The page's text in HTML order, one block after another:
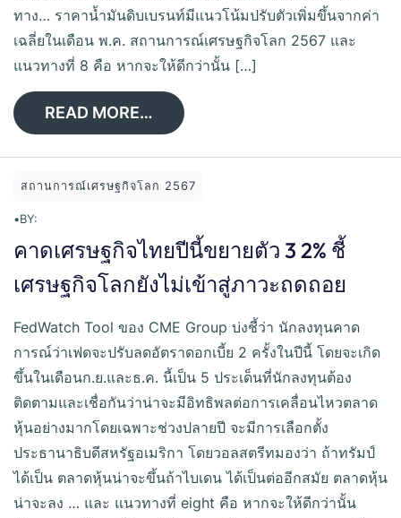
ทาง… ราคาน้ำมันดิบเบรนท์มีแนวโน้มปรับตัวเพิ่มขึ้นจากค่า
เฉลี่ยในเดือน พ.ค. สถานการณ์เศรษฐกิจโลก 2567 และ
แนวทางที่ 8 คือ หากจะให้ดีกว่านั้น […]
READ MORE…
สถานการณ์เศรษฐกิจโลก 2567
•BY:
คาดเศรษฐกิจไทยปีนี้ขยายตัว 3 2% ชี้
เศรษฐกิจโลกยังไม่เข้าสู่ภาวะถดถอย
FedWatch Tool ของ CME Group บ่งชี้ว่า นักลงทุนคาด
การณ์ว่าเฟดจะปรับลดอัตราดอกเบี้ย 2 ครั้งในปีนี้ โดยจะเกิด
ขึ้นในเดือนก.ย.และธ.ค. นี้เป็น 5 ประเด็นที่นักลงทุนต้อง
ติดตามและเชื่อกันว่าน่าจะมีอิทธิพลต่อการเคลื่อนไหวตลาด
หุ้นอย่างมากโดยเฉพาะช่วงปลายปี จะมีการเลือกตั้ง
ประธานาธิบดีสหรัฐอเมริกา โดยวอลสตรีทมองว่า ถ้าทรัมป์
ได้เป็น ตลาดหุ้นน่าจะขึ้นถ้าไบเดน ได้เป็นต่ออีกสมัย ตลาดหุ้น
น่าจะลง … และ แนวทางที่ eight คือ หากจะให้ดีกว่านั้น